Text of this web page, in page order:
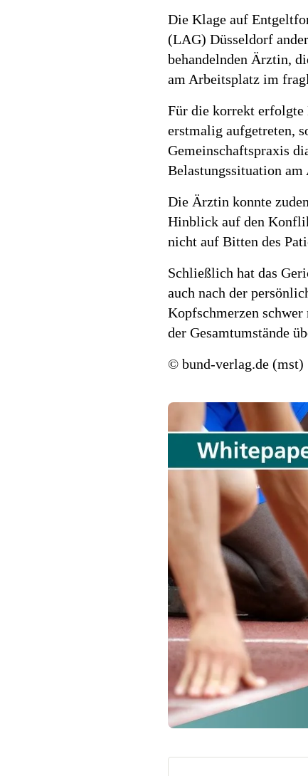
Die Klage auf
(LAG) Düsseldorf
behandelnden Ärztin,
am Arbeitsplatz im
Für die korrekt erfolgte
erstmalig aufgetreten,
Gemeinschaftspraxis
Belastungssituation
Die Ärztin konnte
Hinblick auf den
nicht auf Bitten des
Schließlich hat das
auch nach der
Kopfschmerzen
der Gesamtumstände
© bund-verlag.de (mst)